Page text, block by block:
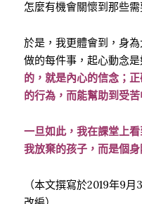
怎麼有機會關懷到那些
於是，我更體會到，身
做的每件事，起心動念是
的，就是內心的信念；
的行為，而能幫助到受
一旦如此，我在課堂上
我放棄的孩子，而是個
（本文撰寫於2019年9